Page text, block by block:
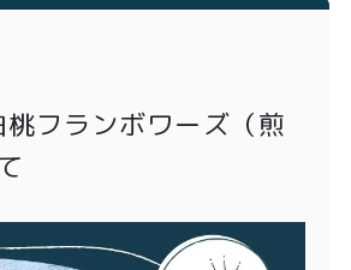
フランボワーズ（煎